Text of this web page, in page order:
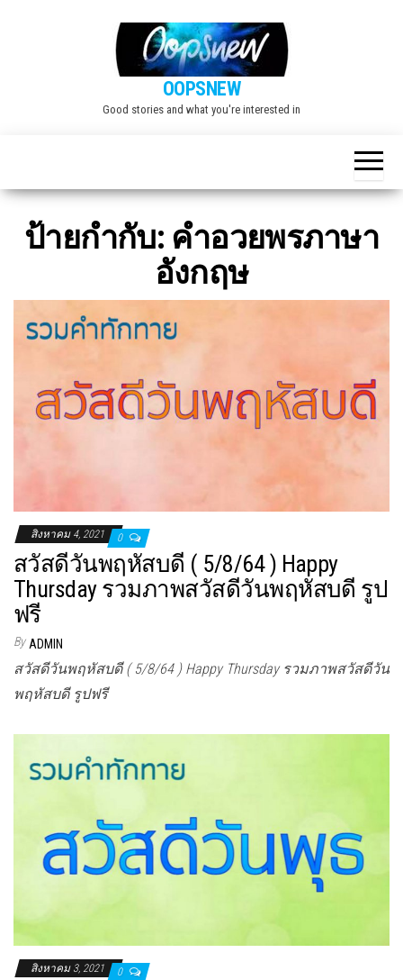
OOPSNEW
Good stories and what you're interested in
ป้ายกำกับ: คำอวยพรภาษา
อังกฤษ
สิงหาคม 4, 2021 0
สวัสดีวันพฤหัสบดี ( 5/8/64 ) Happy
Thursday รวมภาพสวัสดีวันพฤหัสบดี รูป
ฟรี
By ADMIN
สวัสดีวันพฤหัสบดี ( 5/8/64 ) Happy Thursday รวมภาพสวัสดีวัน
พฤหัสบดี รูปฟรี
สิงหาคม 3, 2021 0